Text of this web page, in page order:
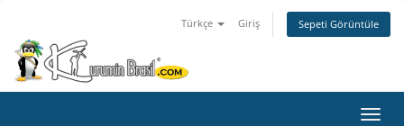
Türkçe Giriş Sepeti Görüntüle